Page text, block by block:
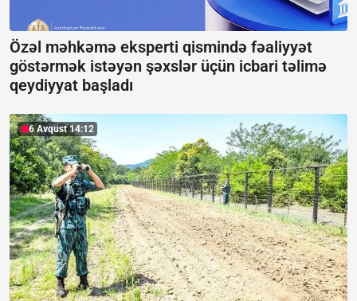
Özəl məhkəmə eksperti qismində fəaliyyət
göstərmək istəyən şəxslər üçün icbari təlimə
qeydiyyat başladı
6 Avqust 14:12